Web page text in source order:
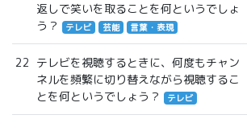
返しで笑いを取ることを何というでしょ
う？
テレビ 芸能 言葉・表現
22 テレビを視聴するときに、何度もチャン
ネルを頻繁に切り替えながら視聴するこ
とを何というでしょう？
テレビ